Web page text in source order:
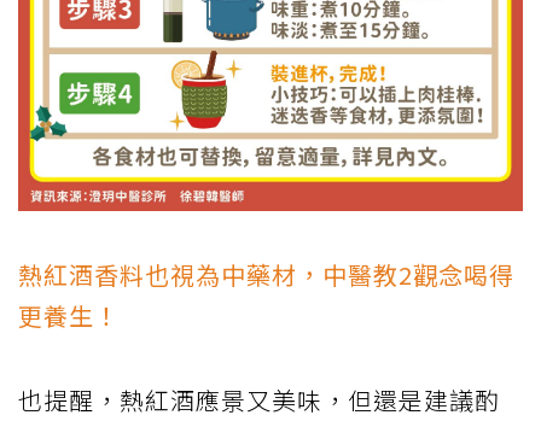
熱紅酒香料也視為中藥材，中醫教2觀念喝得
更養生！
也提醒，熱紅酒應景又美味，但還是建議酌